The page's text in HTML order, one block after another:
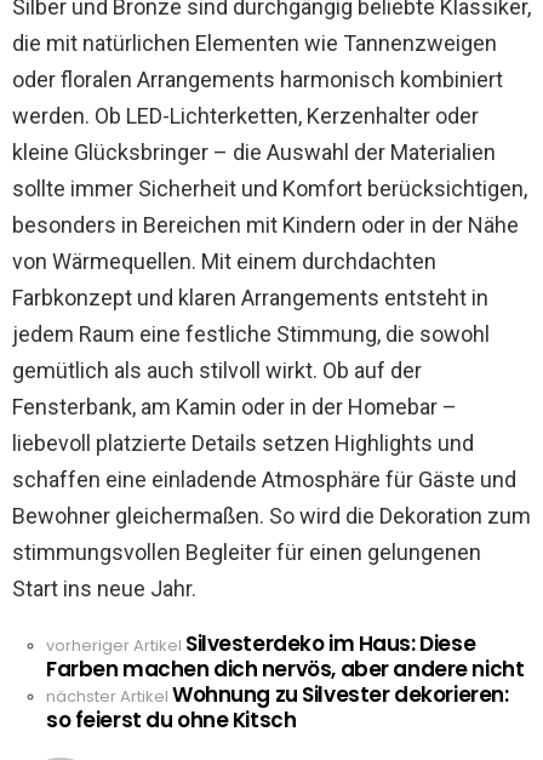
Silber und Bronze sind durchgängig beliebte Klassiker,
die mit natürlichen Elementen wie Tannenzweigen
oder floralen Arrangements harmonisch kombiniert
werden. Ob LED-Lichterketten, Kerzenhalter oder
kleine Glücksbringer – die Auswahl der Materialien
sollte immer Sicherheit und Komfort berücksichtigen,
besonders in Bereichen mit Kindern oder in der Nähe
von Wärmequellen. Mit einem durchdachten
Farbkonzept und klaren Arrangements entsteht in
jedem Raum eine festliche Stimmung, die sowohl
gemütlich als auch stilvoll wirkt. Ob auf der
Fensterbank, am Kamin oder in der Homebar –
liebevoll platzierte Details setzen Highlights und
schaffen eine einladende Atmosphäre für Gäste und
Bewohner gleichermaßen. So wird die Dekoration zum
stimmungsvollen Begleiter für einen gelungenen
Start ins neue Jahr.
See
more
vorheriger Artikel Silvesterdeko im Haus: Diese
Farben machen dich nervös, aber andere nicht
nächster Artikel Wohnung zu Silvester dekorieren:
so feierst du ohne Kitsch